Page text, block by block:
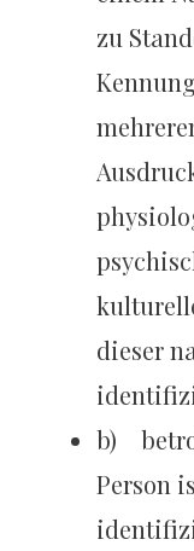
zu
dieser
b)
Person